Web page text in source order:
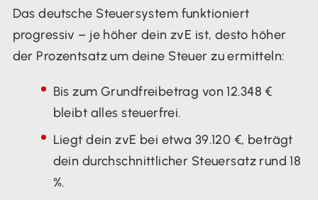
Das deutsche Steuersystem funktioniert
progressiv – je höher dein zvE ist, desto höher
der Prozentsatz um deine Steuer zu ermitteln:
Bis zum Grundfreibetrag von 12.348 €
bleibt alles steuerfrei.
Liegt dein zvE bei etwa 39.120 €, beträgt
dein durchschnittlicher Steuersatz rund 18
%.